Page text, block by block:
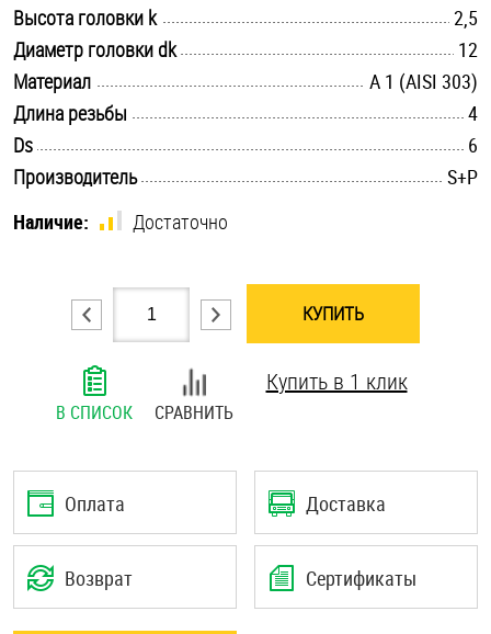
Хомуты
Шайбы
Шпильки
Шплинты
Штифты и пальцы
Высота головки k
2,5
Диаметр головки dk
12
Материал
А 1 (AISI 303)
Длина резьбы
4
Ds
6
Производитель
S+P
Наличие:
Достаточно
КУПИТЬ
В СПИСОК СРАВНИТЬ
Купить в 1 клик
Оплата Доставка
Возврат Сертификаты